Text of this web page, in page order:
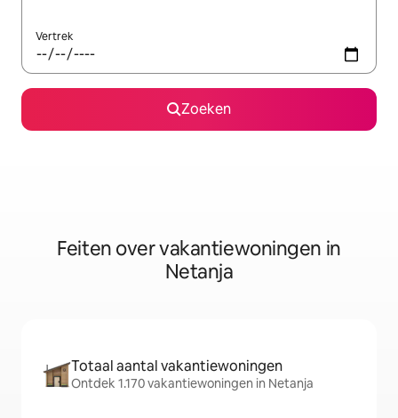
Vertrek
Zoeken
Feiten over vakantiewoningen in
Netanja
Totaal aantal vakantiewoningen
Ontdek 1.170 vakantiewoningen in Netanja